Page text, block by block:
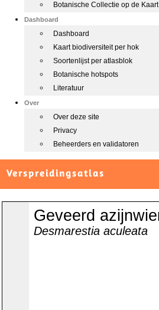
Botanische Collectie op de Kaart
Dashboard
Dashboard
Kaart biodiversiteit per hok
Soortenlijst per atlasblok
Botanische hotspots
Literatuur
Over
Over deze site
Privacy
Beheerders en validatoren
Verspreidingsatlas